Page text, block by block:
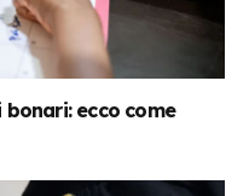
ecco come